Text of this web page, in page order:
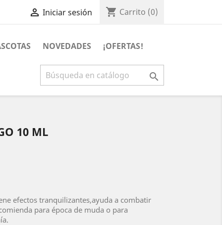
 Iniciar sesión shopping_cart Carrito (0)
NOVEDADES ¡OFERTAS!

10 ML
efectos tranquilizantes,ayuda a combatir
para época de muda o para